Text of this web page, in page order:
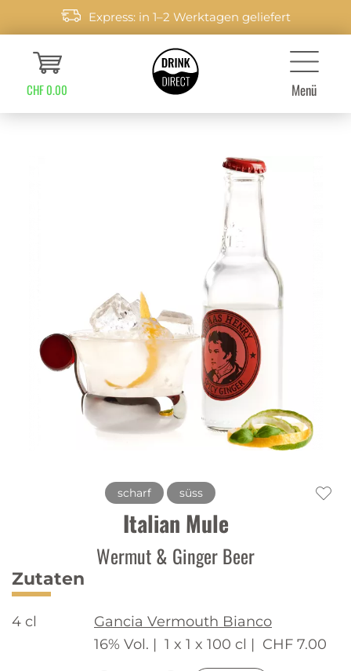
Express: in 1–2 Werktagen geliefert
CHF 0.00 Menü
scharf süss
Italian Mule
Wermut & Ginger Beer
Zutaten
4 cl
Gancia Vermouth Bianco
16% Vol. | 1 x 1 x 100 cl | CHF 7.00